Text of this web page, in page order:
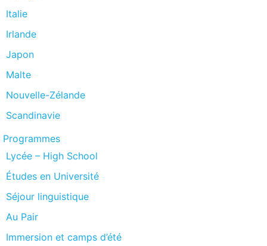
Italie
Irlande
Japon
Malte
Nouvelle-Zélande
Scandinavie
Programmes
Lycée – High School
Études en Université
Séjour linguistique
Au Pair
Immersion et camps d’été